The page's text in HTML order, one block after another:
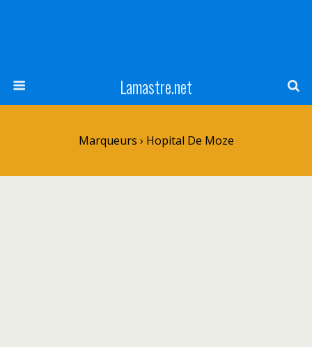
Lamastre.net
Marqueurs › Hopital De Moze